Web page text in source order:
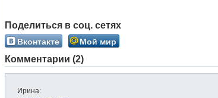
Поделиться в соц. сетях
Вконтакте Мой мир
Комментарии (2)
Ирина: